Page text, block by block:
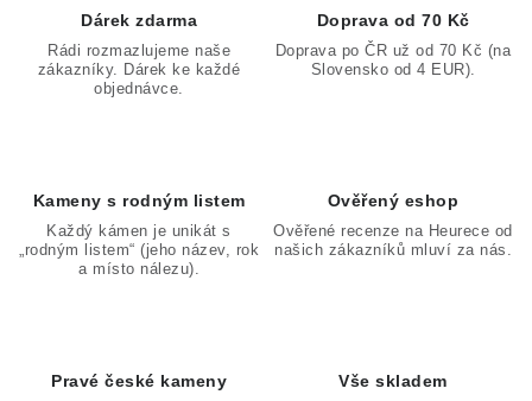
Dárek zdarma
Rádi rozmazlujeme naše
zákazníky. Dárek ke každé
objednávce.
Doprava od 70 Kč
Doprava po ČR už od 70 Kč (na
Slovensko od 4 EUR).
Kameny s rodným listem
Každý kámen je unikát s
„rodným listem“ (jeho název, rok
a místo nálezu).
Ověřený eshop
Ověřené recenze na Heurece od
našich zákazníků mluví za nás.
Pravé české kameny Vše skladem